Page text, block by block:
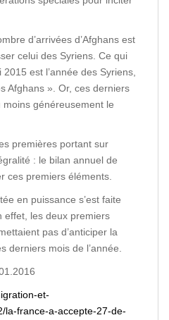
d’arrivées d’Afghans est
celui des Syriens. Ce qui
est l’année des Syriens,
Afghans ». Or, ces derniers
généreusement le
premières portant sur
: le bilan annuel de
ces premiers éléments.
en puissance s’est faite
effet, les deux premiers
pas d’anticiper la
derniers mois de l’année.
et-
la-france-a-accepte-27-de-